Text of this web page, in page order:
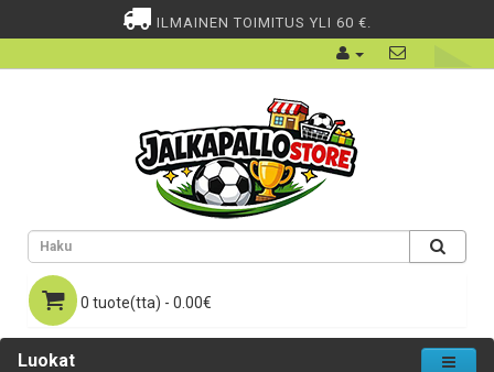
ILMAINEN TOIMITUS YLI 60 €.
0 tuote(tta) - 0.00€
Luokat